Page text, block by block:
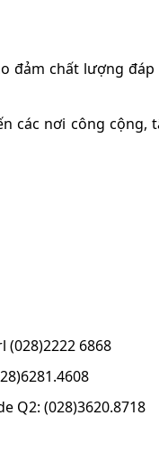
đảm chất lượng
các nơi công cộng,
(028)2222 6868
Q2: (028)3620.8718